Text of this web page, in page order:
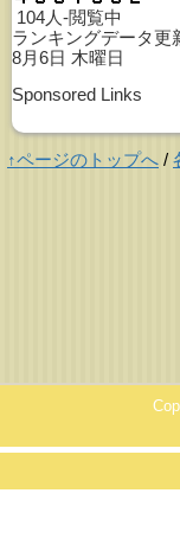
104人-閲覧中
ランキングデータ更
8月6日 木曜日
Sponsored Links
↑ページのトップへ /